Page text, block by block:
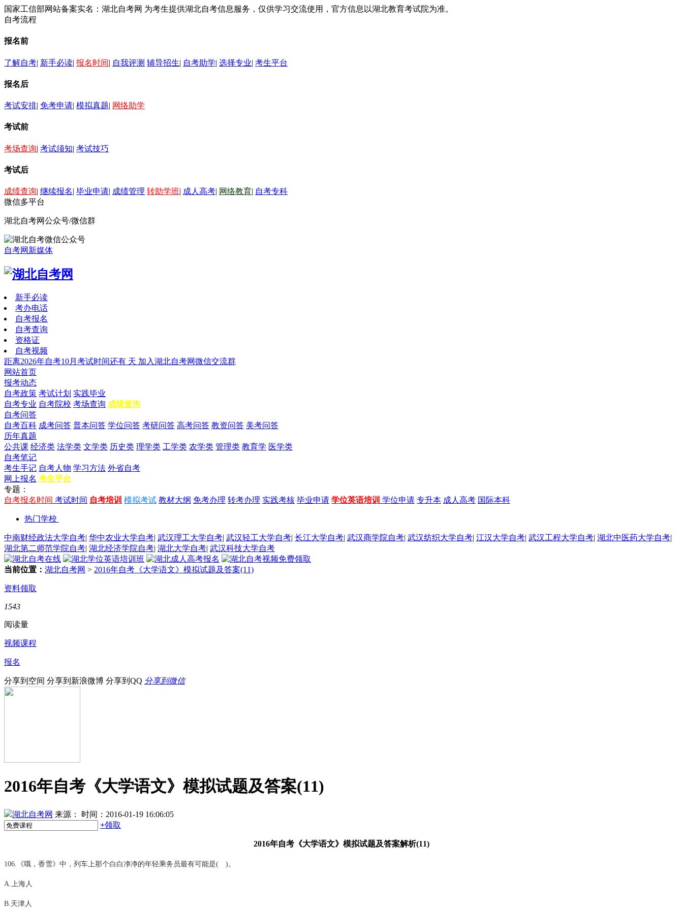
国家工信部网站备案实名：湖北自考网 为考生提供湖北自考信息服务，仅供学习交流使用，官方信息以湖北教育考试院为准。
自考流程
报名前
了解自考| 新手必读| 报名时间| 自我评测 辅导招生| 自考助学| 选择专业| 考生平台
报名后
考试安排| 免考申请| 模拟真题| 网络助学
考试前
考场查询| 考试须知| 考试技巧
考试后
成绩查询| 继续报名| 毕业申请| 成绩管理 转助学班| 成人高考| 网络教育| 自考专科
微信多平台
湖北自考网公众号/微信群
自考网新媒体
新手必读
考办电话
自考报名
自考查询
资格证
自考视频
距离2026年自考10月考试时间还有 天 加入湖北自考网微信交流群
网站首页
报考动态
自考政策 考试计划 实践毕业
自考专业 自考院校 考场查询 成绩查询
自考问答
自考百科 成考问答 普本问答 学位问答 考研问答 高考问答 教资问答 美考问答
历年真题
公共课 经济类 法学类 文学类 历史类 理学类 工学类 农学类 管理类 教育学 医学类
自考笔记
考生手记 自考人物 学习方法 外省自考
网上报名 考生平台
专题：
自考报名时间 考试时间 自考培训 模拟考试 教材大纲 免考办理 转考办理 实践考核 毕业申请 学位英语培训 学位申请 专升本 成人高考 国际本科
热门学校
中南财经政法大学自考| 华中农业大学自考| 武汉理工大学自考| 武汉轻工大学自考| 长江大学自考| 武汉商学院自考| 武汉纺织大学自考| 江汉大学自考| 武汉工程大学自考| 湖北中医药大学自考|
湖北第二师范学院自考| 湖北经济学院自考| 湖北大学自考| 武汉科技大学自考
当前位置： 湖北自考网 > 2016年自考《大学语文》模拟试题及答案(11)
资料领取
1543
阅读量
视频课程
报名
分享到空间 分享到新浪微博 分享到QQ 分享到微信
2016年自考《大学语文》模拟试题及答案(11)
湖北自考网 来源：
时间：2016-01-19 16:06:05
+领取
2016年自考《大学语文》模拟试题及答案解析(11)
106.《哦，香雪》中，列车上那个白白净净的年轻乘务员最有可能是( )。
A.上海人
B.天津人